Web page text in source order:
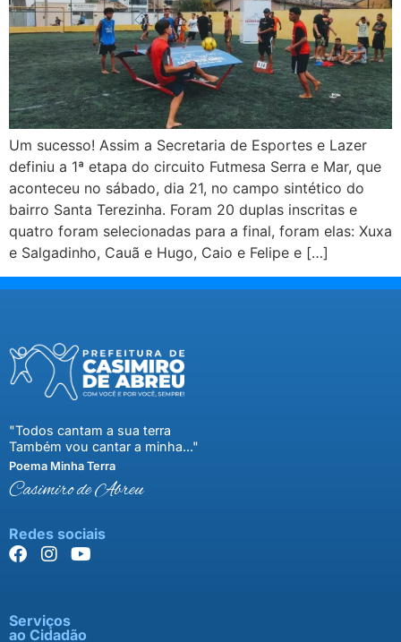
Um sucesso! Assim a Secretaria de Esportes e Lazer
definiu a 1ª etapa do circuito Futmesa Serra e Mar, que
aconteceu no sábado, dia 21, no campo sintético do
bairro Santa Terezinha. Foram 20 duplas inscritas e
quatro foram selecionadas para a final, foram elas: Xuxa
e Salgadinho, Cauã e Hugo, Caio e Felipe e […]
"Todos cantam a sua terra
Também vou cantar a minha..."
Poema Minha Terra
Casimiro de Abreu
Redes sociais
Serviços
ao Cidadão